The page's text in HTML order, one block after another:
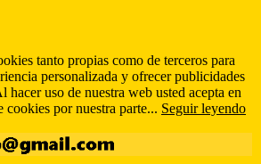
tanto propias como de terceros para
personalizada y ofrecer publicidades
hacer uso de nuestra web usted acepta en
cookies por nuestra parte... Seguir leyendo